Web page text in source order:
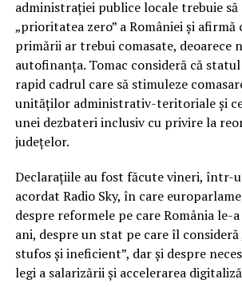
administrației publice locale trebuie să
„prioritatea zero” a României și afirmă
primării ar trebui comasate, deoarece
autofinanța. Tomac consideră că
rapid cadrul care să stimuleze
unităților administrativ-teritoriale și
unei dezbateri inclusiv cu privire la
județelor.
Declarațiile au fost făcute vineri, într-
acordat Radio Sky, în care
despre reformele pe care România
ani, despre un stat pe care îl consideră
stufos și ineficient”, dar și despre
legi a salarizării și accelerarea